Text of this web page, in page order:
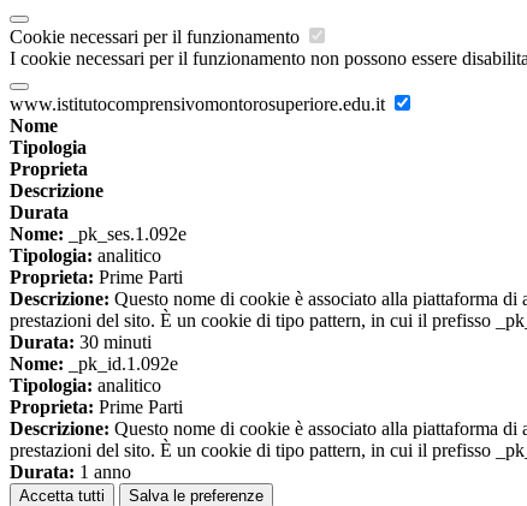
Cookie necessari per il funzionamento
I cookie necessari per il funzionamento non possono essere
www.istitutocomprensivomontorosuperiore.edu.it
Nome
Tipologia
Proprieta
Descrizione
Durata
Nome: _pk_ses.1.092e
Tipologia: analitico
Proprieta: Prime Parti
Descrizione: Questo nome di cookie è associato alla piattaforma
prestazioni del sito. È un cookie di tipo pattern, in cui il prefisso
Durata: 30 minuti
Nome: _pk_id.1.092e
Tipologia: analitico
Proprieta: Prime Parti
Descrizione: Questo nome di cookie è associato alla piattaforma
prestazioni del sito. È un cookie di tipo pattern, in cui il prefisso
Durata: 1 anno
Accetta tutti Salva le preferenze